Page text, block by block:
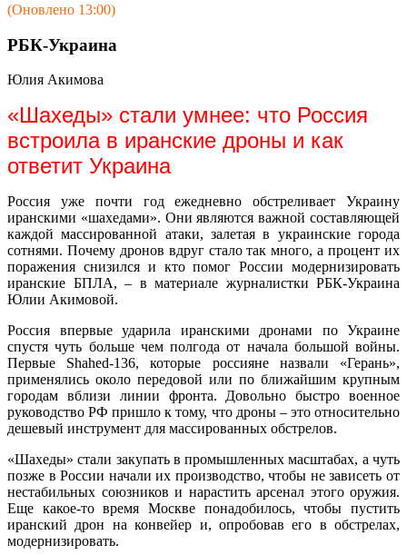
(Оновлено 13:00)
РБК-Украина
Юлия Акимова
«Шахеды» стали умнее: что Россия
встроила в иранские дроны и как
ответит Украина
Россия уже почти год ежедневно обстреливает Украину
иранскими «шахедами». Они являются важной составляющей
каждой массированной атаки, залетая в украинские города
сотнями. Почему дронов вдруг стало так много, а процент их
поражения снизился и кто помог России модернизировать
иранские БПЛА, – в материале журналистки РБК-Украина
Юлии Акимовой.
Россия впервые ударила иранскими дронами по Украине
спустя чуть больше чем полгода от начала большой войны.
Первые Shahed-136, которые россияне назвали «Герань»,
применялись около передовой или по ближайшим крупным
городам вблизи линии фронта. Довольно быстро военное
руководство РФ пришло к тому, что дроны – это относительно
дешевый инструмент для массированных обстрелов.
«Шахеды» стали закупать в промышленных масштабах, а чуть
позже в России начали их производство, чтобы не зависеть от
нестабильных союзников и нарастить арсенал этого оружия.
Еще какое-то время Москве понадобилось, чтобы пустить
иранский дрон на конвейер и, опробовав его в обстрелах,
модернизировать.